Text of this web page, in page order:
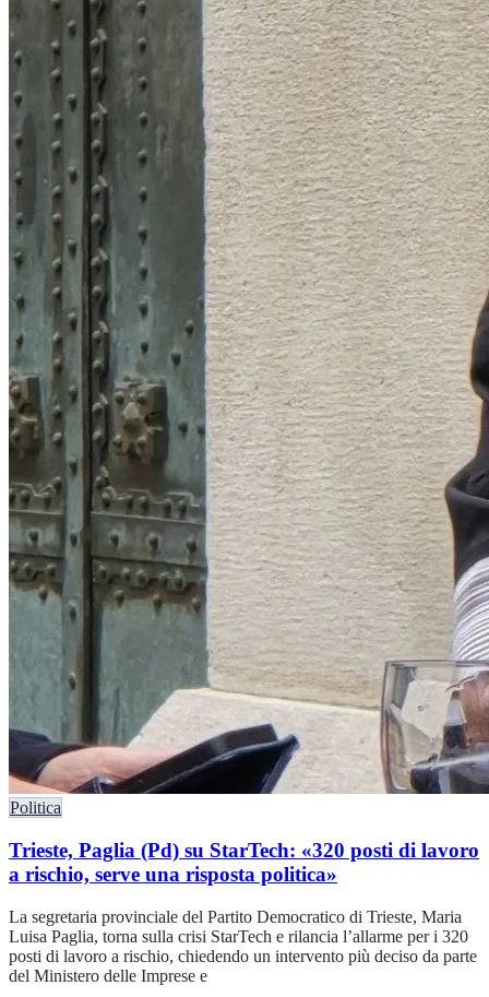
Politica
Trieste, Paglia (Pd) su StarTech: «320 posti di lavoro
a rischio, serve una risposta politica»
La segretaria provinciale del Partito Democratico di Trieste, Maria
Luisa Paglia, torna sulla crisi StarTech e rilancia l’allarme per i 320
posti di lavoro a rischio, chiedendo un intervento più deciso da parte
del Ministero delle Imprese e